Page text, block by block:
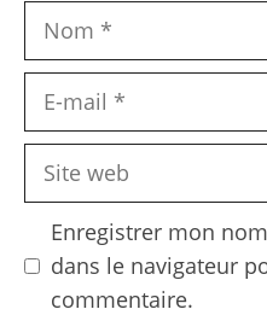
Nom
Site
Enregistrer mon
dans le navigateur
commentaire.